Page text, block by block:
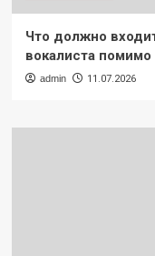
Что должно
вокалиста
admin 11.07.2026